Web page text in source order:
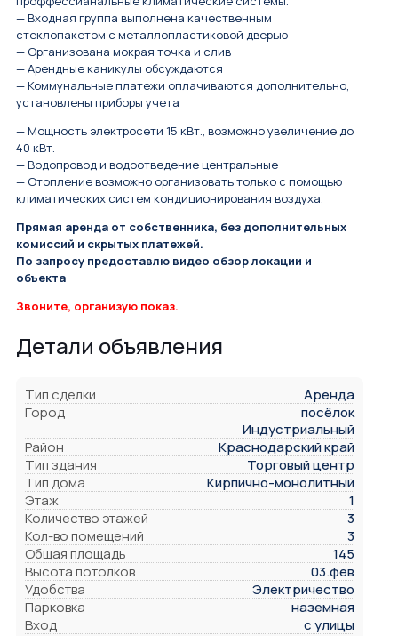
— Входная группа выполнена качественным
стеклопакетом с металлопластиковой дверью
— Организована мокрая точка и слив
— Арендные каникулы обсуждаются
— Коммунальные платежи оплачиваются дополнительно,
установлены приборы учета
— Мощность электросети 15 кВт., возможно увеличение до
40 кВт.
— Водопровод и водоотведение центральные
— Отопление возможно организовать только с помощью
климатических систем кондиционирования воздуха.
Прямая аренда от собственника, без дополнительных
комиссий и скрытых платежей.
По запросу предоставлю видео обзор локации и
объекта
Звоните, организую показ.
Детали объявления
Тип сделки
Аренда
Город
посёлок
Индустриальный
Район
Краснодарский край
Тип здания
Торговый центр
Тип дома
Кирпично-монолитный
Этаж
1
Количество этажей
3
Кол-во помещений
3
Общая площадь
145
Высота потолков
03.фев
Удобства
Электричество
Парковка
наземная
Вход
с улицы